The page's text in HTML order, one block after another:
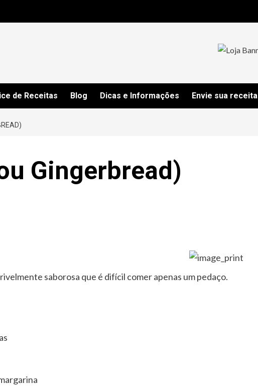
de Receitas Blog Dicas e Informações Envie sua receita
Gingerbread)
saborosa que é difícil comer apenas um pedaço.